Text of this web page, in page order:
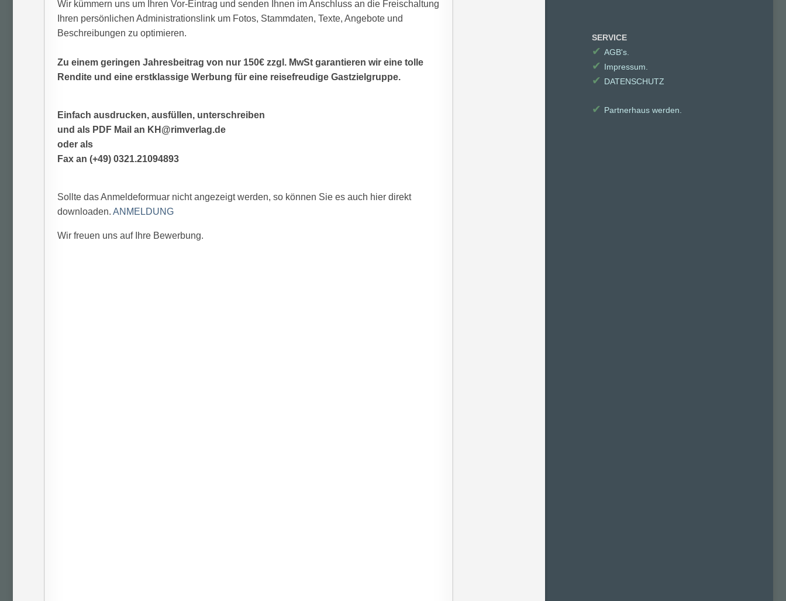
Wir kümmern uns um Ihren Vor-Eintrag und senden Ihnen im Anschluss an die Freischaltung
Ihren persönlichen Administrationslink um Fotos, Stammdaten, Texte, Angebote und
Beschreibungen zu optimieren.
Zu einem geringen Jahresbeitrag von nur 150€ zzgl. MwSt garantieren wir eine tolle
Rendite und eine erstklassige Werbung für eine reisefreudige Gastzielgruppe.
Einfach ausdrucken, ausfüllen, unterschreiben
und als PDF Mail an KH@rimverlag.de
oder als
Fax an (+49) 0321.21094893
Sollte das Anmeldeformuar nicht angezeigt werden, so können Sie es auch hier direkt
downloaden. ANMELDUNG
Wir freuen uns auf Ihre Bewerbung.
SERVICE
✔ AGB's.
✔ Impressum.
✔ DATENSCHUTZ
✔ Partnerhaus werden.